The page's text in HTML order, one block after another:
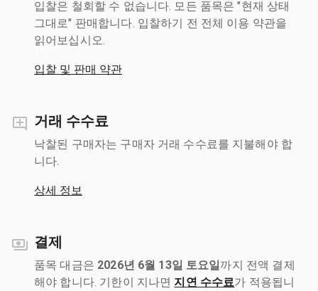
입찰은 철회할 수 없습니다. 모든 품목은 "현재 상태
그대로" 판매합니다. 입찰하기 전 전체 이용 약관을
읽어보십시오.
입찰 및 판매 약관
거래 수수료
낙찰된 구매자는 구매자 거래 수수료를 지불해야 합
니다.
상세 정보
결제
품목 대금은 2026년 6월 13일 토요일까지 전액 결제
해야 합니다. 기한이 지나면 지연 수수료가 적용됩니